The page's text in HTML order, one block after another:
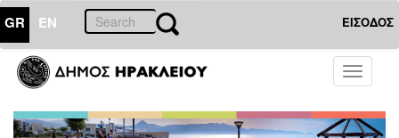
GR EN ΕΙΣΟΔΟΣ
Toggle
ΔΗΜΟΣ
Δελτία
Τύπου